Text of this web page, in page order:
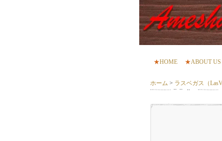
★HOME ★ABOUT US
ホーム > ラスベガス（